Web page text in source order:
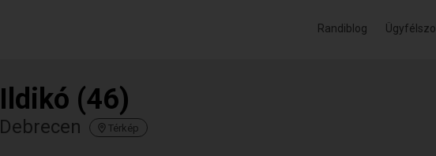
Randiblog
Ildikó (46)
Debrecen Térkép